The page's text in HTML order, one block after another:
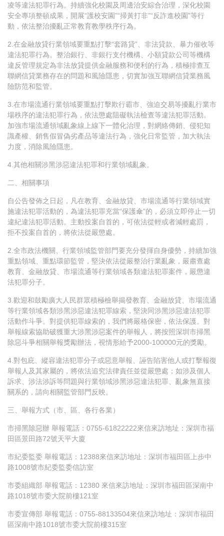
凌等違法犯罪行為。持續強化校園及周邊治安綜合治理，深化校園
安全專項整頓成果，開展“護校安園”“掃黃打非”“反詐進校園”等行
動，依法整治擾亂正常教育教學秩序行為。
2.在金融放貸行業領域要重點打擊“套路貸”、非法貸款、暴力催收等
違法犯罪行為。整治銀行、非銀行支付機構、小額貸款公司等機構
違反管理規定為非法放貸提供金融服務和便利的行為，積極排查互
聯網信貸業務存在的問題和風險隱患，切實加強互聯網信貸業務風
險防范和監管。
3.在市場流通行業領域要重點打擊欺行霸市、強迫交易等擾亂行業市
場秩序的違法犯罪行為，依法懲處阻礙執法檢查等違法犯罪活動。
加強市場流通領域亂象線上線下一體化治理，對網絡傳銷、侵犯知
識產權、銷售假冒偽劣產品等違法行為，強化日常監管，加大執法
力度，消除風險隱患。
4.其他相關涉黑涉惡違法犯罪和行業領域亂象。
二、相關事項
自公告發佈之日起，凡在教育、金融放貸、市場流通等行業領域實
施違法犯罪活動的，為違法犯罪充當“保護傘”的，必須立即停止一切
違紀違法犯罪活動。主動投案自首的，可依法從輕或者減輕處罰，
拒不投案自首的，將依法從嚴懲處。
2.全市政法機關、行業領域監管部門要充分發揮自身優勢，持續加強
重點領域、重點環節監管，堅決依法從嚴整治行業亂象，嚴肅查處
教育、金融放貸、市場流通等行業領域各類違法犯罪案件，嚴懲違
法犯罪分子。
3.歡迎和鼓勵廣大人民群眾積極檢舉揭發教育、金融放貸、市場流通
等行業領域各類涉黑涉惡違法犯罪線索，堅決同涉黑涉惡違法犯罪
活動作斗爭。對提供犯罪線索的，我們將嚴格保密，依法保護。對
舉報線索協助破獲重大涉黑涉惡案件的舉報人，將按照深圳市掃黑
除惡斗爭相關舉報獎勵辦法，視情形給予2000-100000元的獎勵。
4.對包庇、縱容違法犯罪分子或惡意舉報、誣告陷害他人或打擊報復
舉報人及其家屬的，將依法追究法律責任並從嚴懲處；如涉及個人
訴求、涉法涉訴等問題與行業領域涉黑涉惡違法犯罪、亂象無直接
關系的，請向相關監管部門反映。
三、舉報方式（市、區、各行各業）
市掃黑除惡辦 舉報電話：0755-61822222來信來訪地址：深圳市福
田區景田路72號天平大廈
市紀委監委 舉報電話：12388來信來訪地址：深圳市福田區上步中
路1008號市紀委監委信訪室
市委組織部 舉報電話：12380 來信來訪地址：深圳市福田區深南中
路1018號市委大院前樓121室
市委宣傳部 舉報電話：0755-88133504來信來訪地址：深圳市福田
區深南中路1018號市委大院前樓315室